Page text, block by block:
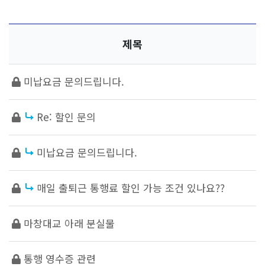
제목
미납요금 문의드립니다.
Re: 할인 문의
미납요금 문의드립니다.
매일 출퇴근 통행료 할인 가능 조건 있나요??
마창대교 아래 분실물
통행 영수증 관련